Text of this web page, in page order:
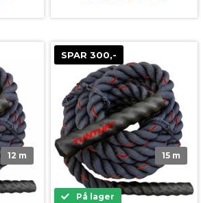
12 m
SPAR 300,-
15 m
På lager